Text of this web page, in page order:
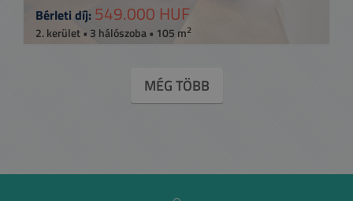
Bérleti díj: 549.000 HUF
2. kerület • 3 hálószoba • 105 m2
MÉG TÖBB